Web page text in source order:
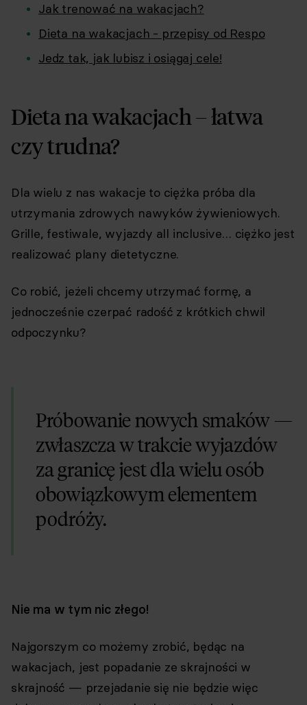
Jak trenować na wakacjach?
Dieta na wakacjach - przepisy od Respo
Jedz tak, jak lubisz i osiągaj cele!
Dieta na wakacjach – łatwa
czy trudna?
Dla wielu z nas wakacje to ciężka próba dla
utrzymania zdrowych nawyków żywieniowych.
Grille, festiwale, wyjazdy all inclusive… ciężko jest
realizować plany dietetyczne.
Co robić, jeżeli chcemy utrzymać formę, a
jednocześnie czerpać radość z krótkich chwil
odpoczynku?
Próbowanie nowych smaków —
zwłaszcza w trakcie wyjazdów
za granicę jest dla wielu osób
obowiązkowym elementem
podróży.
Nie ma w tym nic złego!
Najgorszym co możemy zrobić, będąc na
wakacjach, jest popadanie ze skrajności w
skrajność — przejadanie się nie będzie więc